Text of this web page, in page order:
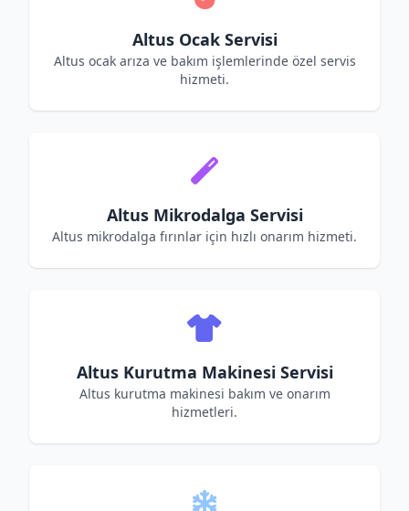
Altus Ocak Servisi
Altus ocak arıza ve bakım işlemlerinde özel servis
hizmeti.
Altus Mikrodalga Servisi
Altus mikrodalga fırınlar için hızlı onarım hizmeti.
Altus Kurutma Makinesi Servisi
Altus kurutma makinesi bakım ve onarım
hizmetleri.